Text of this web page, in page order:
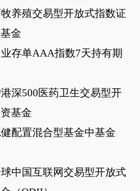
养殖交易型开放式指数证
金
存单AAA指数7天持有期
深500医药卫生交易型开
基金
配置混合型基金中基金
中国互联网交易型开放式